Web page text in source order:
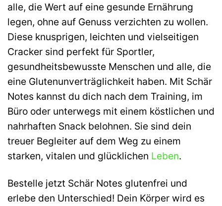
alle, die Wert auf eine gesunde Ernährung
legen, ohne auf Genuss verzichten zu wollen.
Diese knusprigen, leichten und vielseitigen
Cracker sind perfekt für Sportler,
gesundheitsbewusste Menschen und alle, die
eine Glutenunverträglichkeit haben. Mit Schär
Notes kannst du dich nach dem Training, im
Büro oder unterwegs mit einem köstlichen und
nahrhaften Snack belohnen. Sie sind dein
treuer Begleiter auf dem Weg zu einem
starken, vitalen und glücklichen Leben.
Bestelle jetzt Schär Notes glutenfrei und
erlebe den Unterschied! Dein Körper wird es